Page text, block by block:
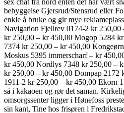
bebyggelse Gjersrud/Stensrud eller
enkle å bruke og gir mye
Navigation Fjellrev 0174-2 kr
kr 250,00 – kr 450,00 Mogop 5284
7374 kr 250,00 – kr 450,00
Moskus 5395 immerscharf – kr
kr 450,00 Nordlys 7348 kr 250,00 –
kr 250,00 – kr 450,00 Dompap 2172
1911-2 kr 250,00 – kr 450,00 Ekorn
så i kakaoen og rør det saman.
omsorgssenter ligger i Hønefoss
sin kant, Tine hos frisøren i